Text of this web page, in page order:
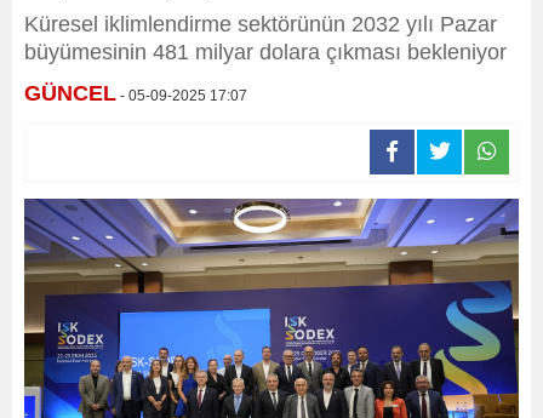
Küresel iklimlendirme sektörünün 2032 yılı Pazar
büyümesinin 481 milyar dolara çıkması bekleniyor
GÜNCEL - 05-09-2025 17:07